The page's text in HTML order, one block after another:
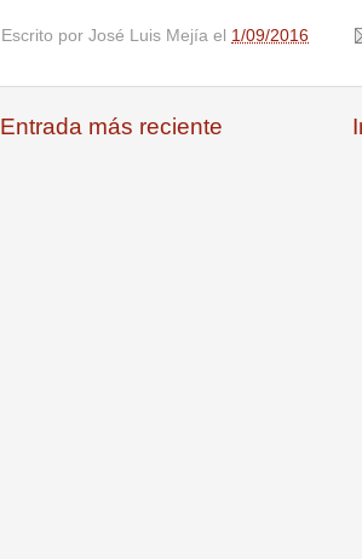
Escrito por José Luis Mejía el 1/09/2016
Entrada más reciente